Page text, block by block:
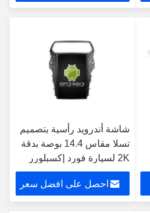
شاشة أندرويد رأسية بتصميم
تسلا مقاس 14.4 بوصة بدقة
2K لسيارة فورد إكسبلورر
2016-2019، نظام ستيريو
وسائط متعددة للسيارة مع
نظام تحديد المواقع العالمي
احصل على افضل سعر